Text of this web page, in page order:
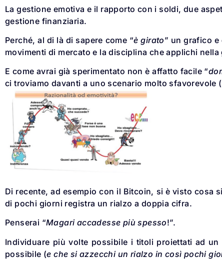
La gestione emotiva e il rapporto con i soldi, due
gestione finanziaria.
Perché, al di là di sapere come “è girato” un grafico
movimenti di mercato e la disciplina che applichi
E come avrai già sperimentato non è affatto facile “
ci troviamo davanti a uno scenario molto sfavorevole (
Di recente, ad esempio con il Bitcoin, si è visto cosa
di pochi giorni registra un rialzo a doppia cifra.
Penserai “Magari accadesse più spesso!”.
Individuare più volte possibile i titoli proiettati ad
possibile (e che si azzecchi un rialzo in così pochi